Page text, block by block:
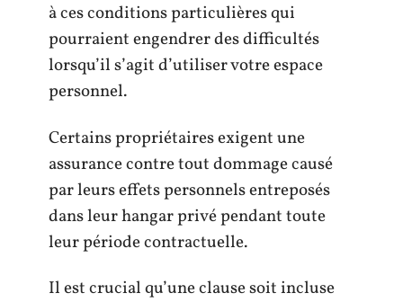
à ces conditions particulières qui
pourraient engendrer des difficultés
lorsqu’il s’agit d’utiliser votre espace
personnel.
Certains propriétaires exigent une
assurance contre tout dommage causé
par leurs effets personnels entreposés
dans leur hangar privé pendant toute
leur période contractuelle.
Il est crucial qu’une clause soit incluse